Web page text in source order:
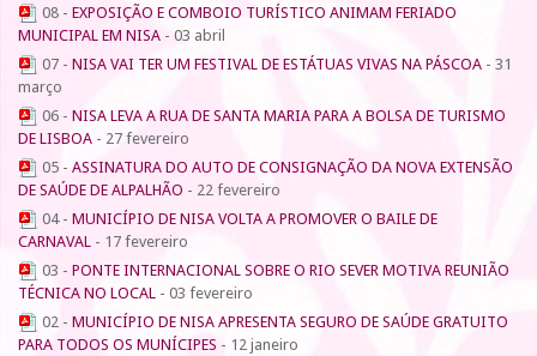
08 - EXPOSIÇÃO E COMBOIO TURÍSTICO ANIMAM FERIADO
MUNICIPAL EM NISA - 03 abril
07 - NISA VAI TER UM FESTIVAL DE ESTÁTUAS VIVAS NA PÁSCOA - 31
março
06 - NISA LEVA A RUA DE SANTA MARIA PARA A BOLSA DE TURISMO
DE LISBOA - 27 fevereiro
05 - ASSINATURA DO AUTO DE CONSIGNAÇÃO DA NOVA EXTENSÃO
DE SAÚDE DE ALPALHÃO - 22 fevereiro
04 - MUNICÍPIO DE NISA VOLTA A PROMOVER O BAILE DE
CARNAVAL - 17 fevereiro
03 - PONTE INTERNACIONAL SOBRE O RIO SEVER MOTIVA REUNIÃO
TÉCNICA NO LOCAL - 03 fevereiro
02 - MUNICÍPIO DE NISA APRESENTA SEGURO DE SAÚDE GRATUITO
PARA TODOS OS MUNÍCIPES - 12 janeiro